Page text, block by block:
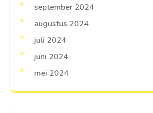
september 2024
augustus 2024
juli 2024
juni 2024
mei 2024